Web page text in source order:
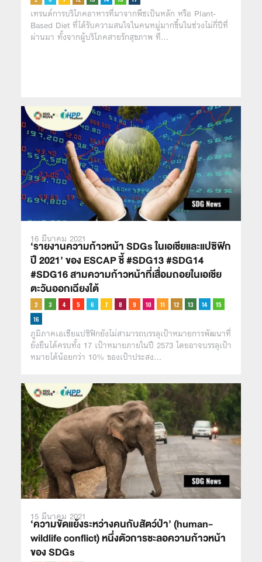
เทรนด์การบริโภคอาหารที่มาจากพืชเป็นหลัก หรือ Plant-
Based Diet ที่ได้รับความสนใจในคนหมู่มากขึ้นในช่วงไม่กี่ปีที่
ผ่านมา ทั้งจากผู้บริโภคสายรักสุขภาพ ที…
16 มีนาคม 2021
‘รายงานความก้าวหน้า SDGs ในเอเชียและแปซิฟิก
ปี 2021’ ของ ESCAP ชี้ #SDG13 #SDG14
#SDG16 สามความก้าวหน้าที่เสื่อมถอยในเอเชีย
ตะวันออกเฉียงใต้
ภูมิภาคเอเชียแปซิฟิกยังไม่สามารถบรรลุเป้าหมายการพัฒนาที่
ยั่งยืนได้ครบทั้ง 17 เป้าหมายภายในปี 2573 โดยอาจบรรลุเป้า
หมายได้น้อยกว่า 10% ของเป้าประสง…
15 มีนาคม 2021
‘ความขัดแย้งระหว่างคนกับสัตว์ป่า’ (human-
wildlife conflict) หนึ่งตัวการชะลอความก้าวหน้า
ของ SDGs